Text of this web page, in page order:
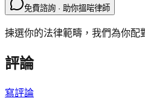
免費諮詢 · 助你搵啱律師
揀選你的法律範疇，我們為你配
評論
寫評論